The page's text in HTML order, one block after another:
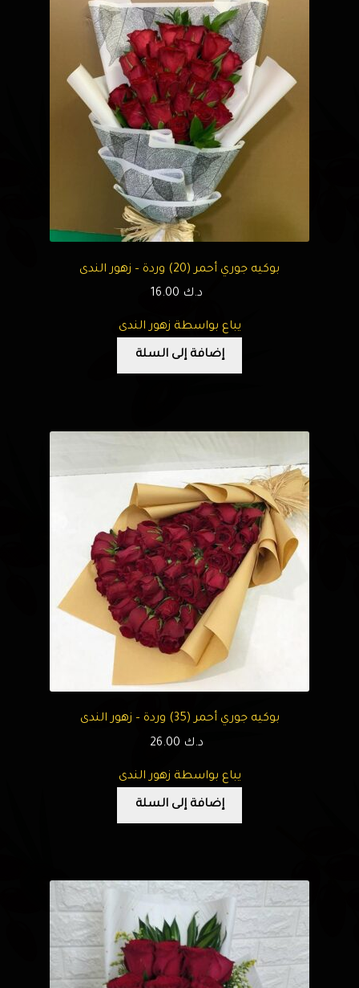
بوكيه جوري أحمر (20) وردة – زهور الندى
د.ك
يباع بواسطة زهور الندى
إضافة إلى السلة
بوكيه جوري أحمر (35) وردة – زهور الندى
د.ك
يباع بواسطة زهور الندى
إضافة إلى السلة